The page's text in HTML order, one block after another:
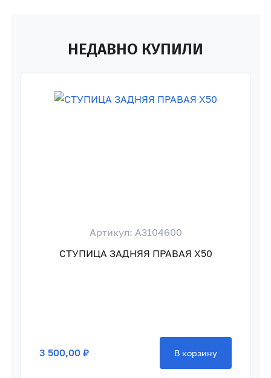
НЕДАВНО КУПИЛИ
Артикул: A3104600
СТУПИЦА ЗАДНЯЯ ПРАВАЯ X50
3 500,00 ₽ В корзину